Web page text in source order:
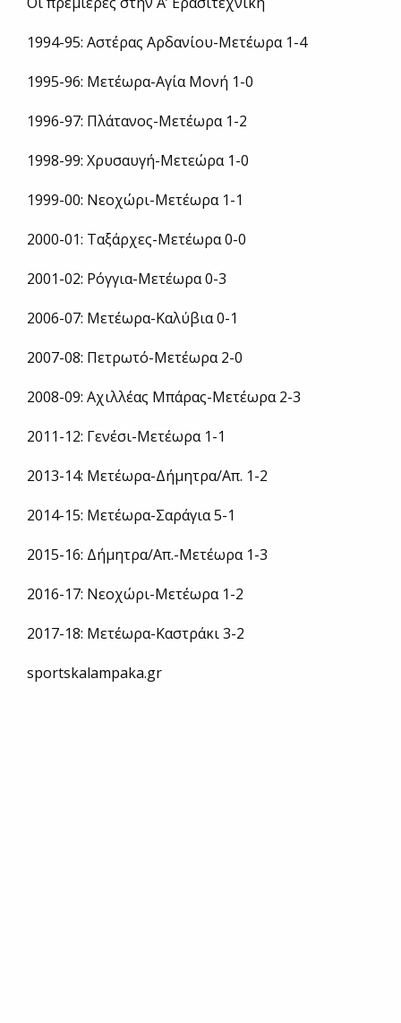
1994-95: Αστέρας Αρδανίου-Μετέωρα 1-4
1995-96: Μετέωρα-Αγία Μονή 1-0
1996-97: Πλάτανος-Μετέωρα 1-2
1998-99: Χρυσαυγή-Μετεώρα 1-0
1999-00: Νεοχώρι-Μετέωρα 1-1
2000-01: Ταξάρχες-Μετέωρα 0-0
2001-02: Ρόγγια-Μετέωρα 0-3
2006-07: Μετέωρα-Καλύβια 0-1
2007-08: Πετρωτό-Μετέωρα 2-0
2008-09: Αχιλλέας Μπάρας-Μετέωρα 2-3
2011-12: Γενέσι-Μετέωρα 1-1
2013-14: Μετέωρα-Δήμητρα/Απ. 1-2
2014-15: Μετέωρα-Σαράγια 5-1
2015-16: Δήμητρα/Απ.-Μετέωρα 1-3
2016-17: Νεοχώρι-Μετέωρα 1-2
2017-18: Μετέωρα-Καστράκι 3-2
sportskalampaka.gr